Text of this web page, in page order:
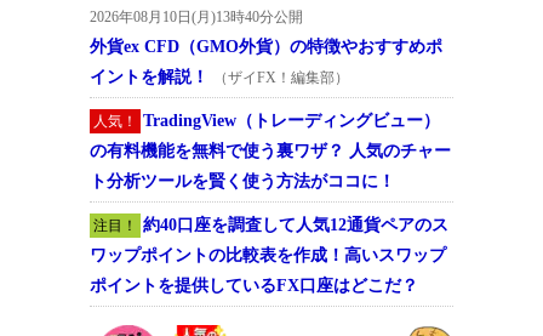
2026年08月10日(月)13時40分公開
外貨ex CFD（GMO外貨）の特徴やおすすめポ
イントを解説！
（ザイFX！編集部）
人気！
TradingView（トレーディングビュー）
の有料機能を無料で使う裏ワザ？ 人気のチャー
ト分析ツールを賢く使う方法がココに！
注目！
約40口座を調査して人気12通貨ペアのス
ワップポイントの比較表を作成！高いスワップ
ポイントを提供しているFX口座はどこだ？